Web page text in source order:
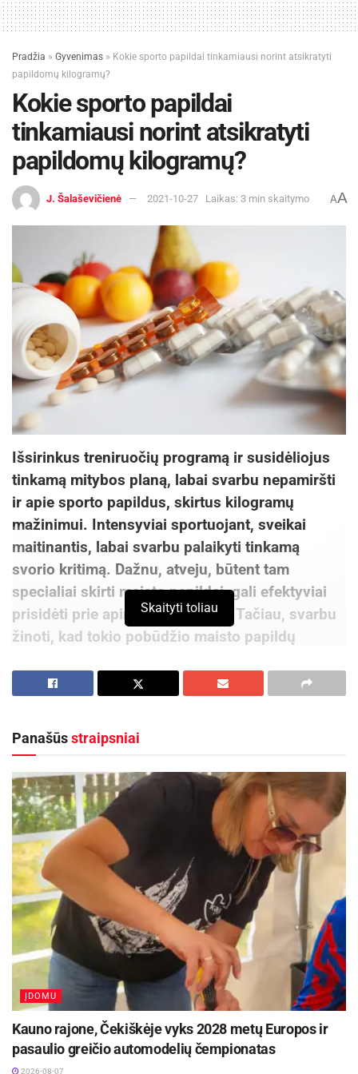
Pradžia » Gyvenimas » Kokie sporto papildai tinkamiausi norint atsikratyti
papildomų kilogramų?
Kokie sporto papildai
tinkamiausi norint atsikratyti
papildomų kilogramų?
J. Šalaševičienė 2021-10-27 Laikas: 3 min skaitymo AA
Išsirinkus treniruočių programą ir susidėliojus
tinkamą mitybos planą, labai svarbu nepamiršti
ir apie sporto papildus, skirtus kilogramų
mažinimui. Intensyviai sportuojant, sveikai
maitinantis, labai svarbu palaikyti tinkamą
svorio kritimą. Dažnu, atveju, būtent tam
specialiai skirti maisto papildai, gali efektyviai
prisidėti prie apimčių mažinimo. Tačiau, svarbu
žinoti, kad tokio pobūdžio maisto papildų
tinkamus, gali būti išties nelengva. Vis dėlto,
geriausiu pasirinkimu, dažniausiai, tampa
paprasčiausi ir laiko patikrinti papildai. Šiame
straipsnyje aptarsime TOP 3 sporto papildus,
kurie padeda efektyviai mesti svorį.
Riebalų degintojai
Aktualios naujienos
Kviečiama dalyvauti visoje Lietuvoje
vykstančiame konkurse „Tvari Lietuva“
Prasidėjo Respublikinis tapytojų pleneras
„Kėdainiai abipus Nevėžio“!
2026-08-07
Skaityti toliau
Panašūsstraipsniai
ĮDOMU
Kauno rajone, Čekiškėje vyks 2028 metų Europos ir
pasaulio greičio automodelių čempionatas
2026-08-07